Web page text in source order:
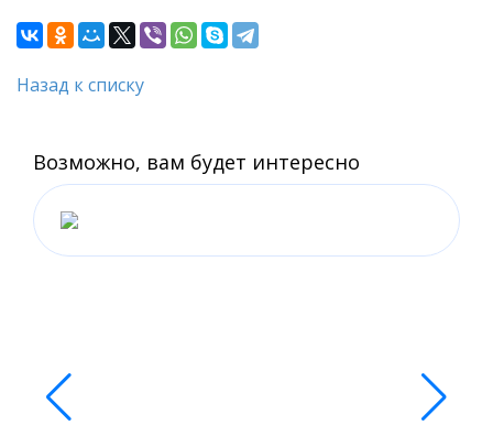
Назад к списку
Возможно, вам будет интересно